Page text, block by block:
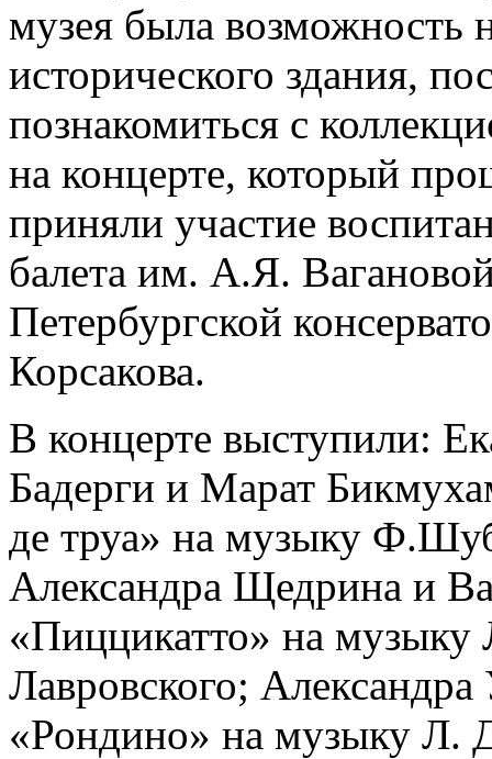
музея была возможность
исторического здания,
познакомиться с
на концерте, который
приняли участие
балета им. А.Я.
Петербургской
Корсакова.
В концерте выступили:
Бадерги и Марат
де труа» на музыку
Александра Щедрина и
«Пиццикатто» на
Лавровского; Александра
«Рондино» на музыку Л.